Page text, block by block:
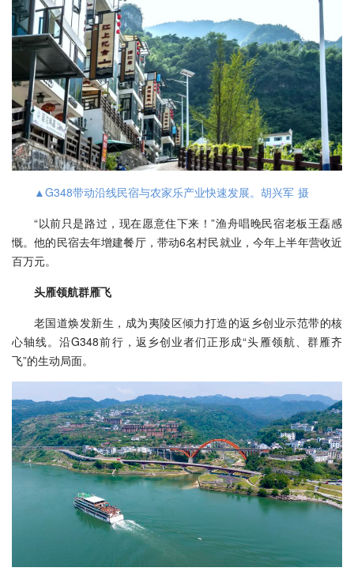
▲G348带动沿线民宿与农家乐产业快速发展。胡兴军 摄
“以前只是路过，现在愿意住下来！”渔舟唱晚民宿老板王磊感
慨。他的民宿去年增建餐厅，带动6名村民就业，今年上半年营收近
百万元。
头雁领航群雁飞
老国道焕发新生，成为夷陵区倾力打造的返乡创业示范带的核
心轴线。沿G348前行，返乡创业者们正形成“头雁领航、群雁齐
飞”的生动局面。